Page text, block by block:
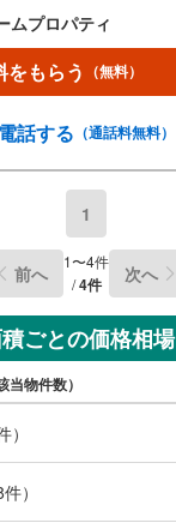
ムプロパティ
をもらう （無料）
電話する （通話料無料）
1
前へ 1〜4件
/4件 次へ
ごとの価格相場
当物件数）
）
件）